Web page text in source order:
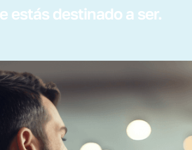
estás destinado a ser.